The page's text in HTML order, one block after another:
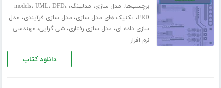
برچسب‌ها: مدل سازی، مدلینگ، models، UML، DFD،
ERD، تکنیک های مدل سازی، مدل سازی فرآیندی، مدل
سازی داده ای، مدل سازی رفتاری،شی گرایی، مهندسی
نرم افزار
دانلود کتاب